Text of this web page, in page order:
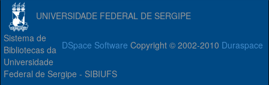
UNIVERSIDADE FEDERAL DE SERGIPE
DSpace Software Copyright © 2002-2010 Duraspace
Sistema de
Bibliotecas da
Universidade
Federal de Sergipe - SIBIUFS